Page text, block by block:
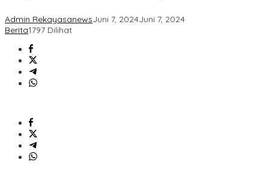
Admin RekayasanewsJuni 7, 2024Juni 7, 2024
Berita1797 Dilihat